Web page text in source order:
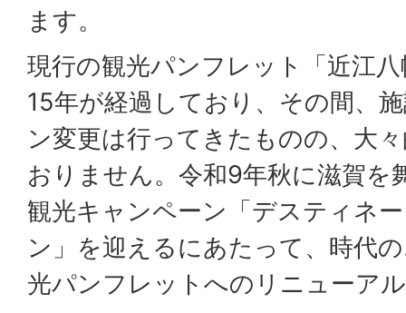
ます。
現行の観光パンフレット「近江
15年が経過しており、その間、
ン変更は行ってきたものの、大
おりません。令和9年秋に滋賀を
観光キャンペーン「デスティネ
ン」を迎えるにあたって、時代
光パンフレットへのリニューア